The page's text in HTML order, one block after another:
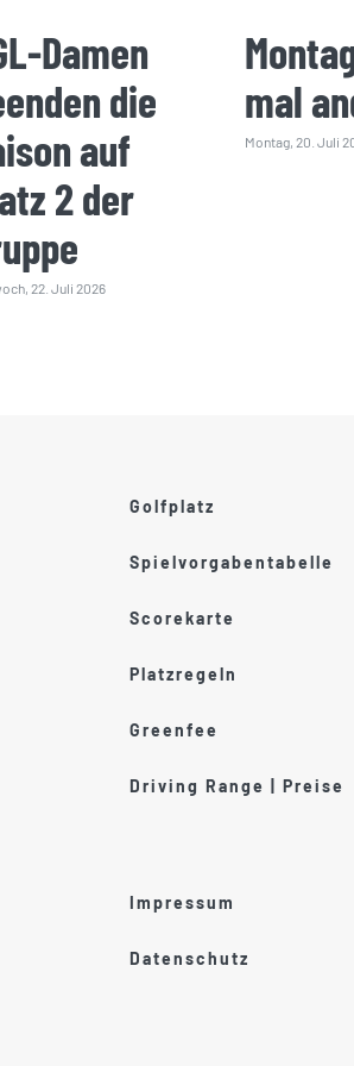
Damen
die
auf
2 der
22. Juli 2026
mal
Montag, 20. Juli
Golfplatz
Spielvorgabentabelle
Scorekarte
Platzregeln
Greenfee
Driving Range | Preise
Impressum
Datenschutz